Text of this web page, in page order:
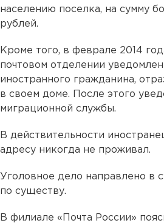
населению поселка, на сумму
рублей.
Кроме того, в феврале 2014
почтовом отделении
иностранного гражданина,
в своем доме. После этого
миграционной службы.
В действительности
адресу никогда не проживал.
Уголовное дело направлено в
по существу.
В филиале «Почта России»